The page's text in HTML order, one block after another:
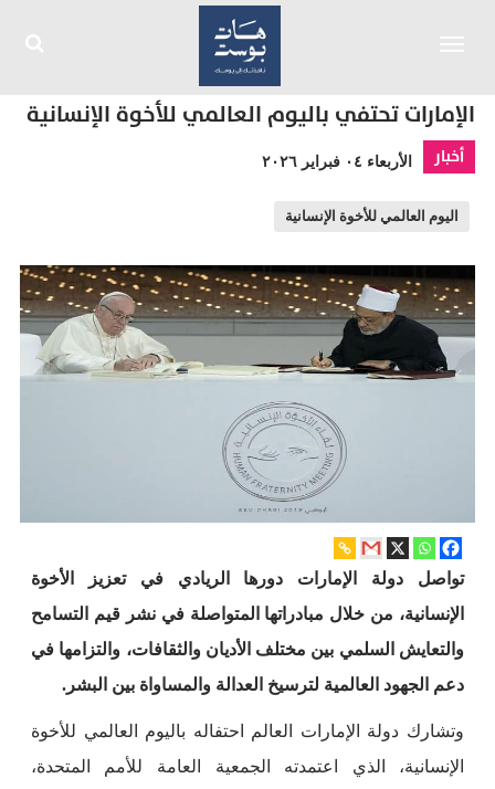
الإمارات تحتفي باليوم العالمي للأخوة الإنسانية
أخبار الأربعاء ٠٤ فبراير ٢٠٢٦
اليوم العالمي للأخوة الإنسانية
تواصل دولة الإمارات دورها الريادي في تعزيز الأخوة
الإنسانية، من خلال مبادراتها المتواصلة في نشر قيم التسامح
والتعايش السلمي بين مختلف الأديان والثقافات، والتزامها في
دعم الجهود العالمية لترسيخ العدالة والمساواة بين البشر.
وتشارك دولة الإمارات العالم احتفاله باليوم العالمي للأخوة
الإنسانية، الذي اعتمدته الجمعية العامة للأمم المتحدة،